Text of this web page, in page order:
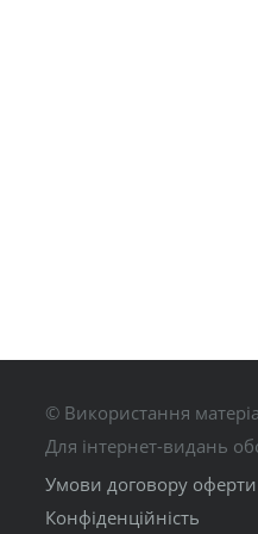
© Використання
Для інтернет-видань
Умови договору оферти
Конфіденційність